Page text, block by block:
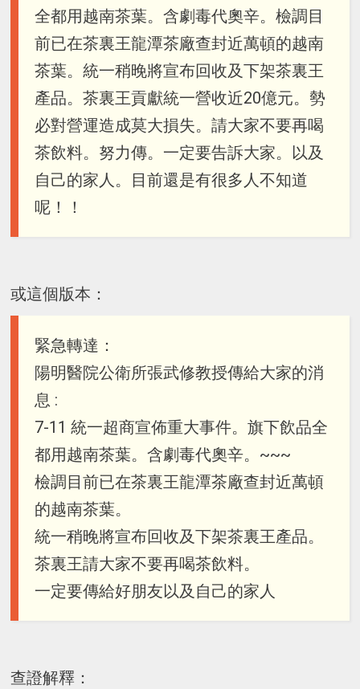
全都用越南茶葉。含劇毒代奧辛。檢調目
前已在茶裏王龍潭茶廠查封近萬頓的越南
茶葉。統一稍晚將宣布回收及下架茶裏王
產品。茶裏王貢獻統一營收近20億元。勢
必對營運造成莫大損失。請大家不要再喝
茶飲料。努力傳。一定要告訴大家。以及
自己的家人。目前還是有很多人不知道
呢！！
或這個版本：
緊急轉達：
陽明醫院公衛所張武修教授傳給大家的消
息 :
7-11 統一超商宣佈重大事件。旗下飲品全
都用越南茶葉。含劇毒代奧辛。~~~
檢調目前已在茶裏王龍潭茶廠查封近萬頓
的越南茶葉。
統一稍晚將宣布回收及下架茶裏王產品。
茶裏王請大家不要再喝茶飲料。
一定要傳給好朋友以及自己的家人
查證解釋：